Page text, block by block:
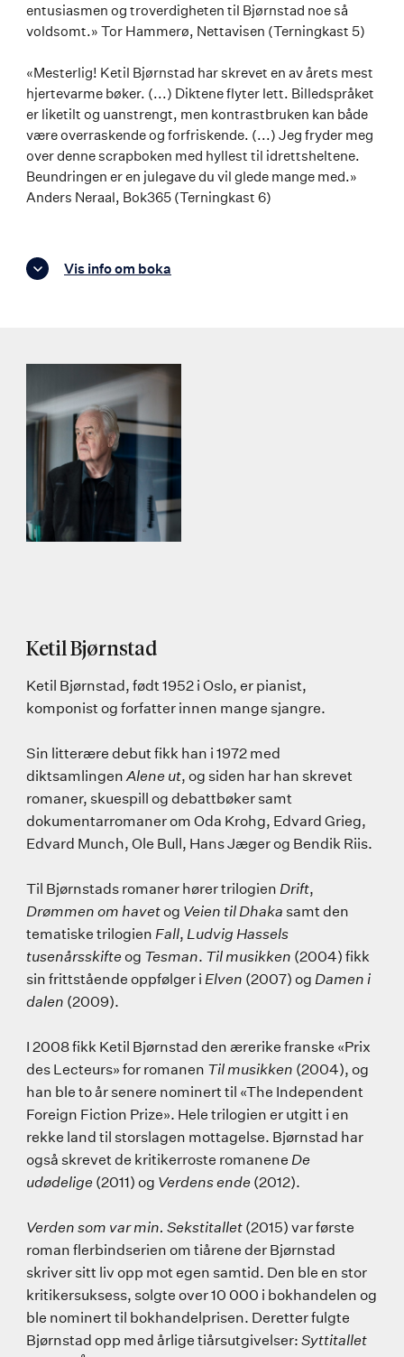
entusiasmen og troverdigheten til Bjørnstad noe så
voldsomt.» Tor Hammerø, Nettavisen (Terningkast 5)
«Mesterlig! Ketil Bjørnstad har skrevet en av årets mest
hjertevarme bøker. (...) Diktene flyter lett. Billedspråket
er liketilt og uanstrengt, men kontrastbruken kan både
være overraskende og forfriskende. (...) Jeg fryder meg
over denne scrapboken med hyllest til idrettsheltene.
Beundringen er en julegave du vil glede mange med.»
Anders Neraal, Bok365 (Terningkast 6)
Vis info om boka
Ketil Bjørnstad
Ketil Bjørnstad, født 1952 i Oslo, er pianist,
komponist og forfatter innen mange sjangre.
Sin litterære debut fikk han i 1972 med
diktsamlingen Alene ut, og siden har han skrevet
romaner, skuespill og debattbøker samt
dokumentarromaner om Oda Krohg, Edvard Grieg,
Edvard Munch, Ole Bull, Hans Jæger og Bendik Riis.
Til Bjørnstads romaner hører trilogien Drift,
Drømmen om havetog Veien til Dhaka samt den
tematiske trilogien Fall, Ludvig Hassels
tusenårsskifteog Tesman. Til musikken (2004) fikk
sin frittstående oppfølger i Elven (2007) og Damen i
dalen (2009).
I 2008 fikk Ketil Bjørnstad den ærerike franske «Prix
des Lecteurs» for romanen Til musikken (2004), og
han ble to år senere nominert til «The Independent
Foreign Fiction Prize». Hele trilogien er utgitt i en
rekke land til storslagen mottagelse. Bjørnstad har
også skrevet de kritikerroste romanene De
udødelige (2011) og Verdens ende (2012).
Verden som var min. Sekstitallet (2015) var første
roman flerbindserien om tiårene der Bjørnstad
skriver sitt liv opp mot egen samtid. Den ble en stor
kritikersuksess, solgte over 10 000 i bokhandelen og
ble nominert til bokhandelprisen. Deretter fulgte
Bjørnstad opp med årlige tiårsutgivelser: Syttitallet